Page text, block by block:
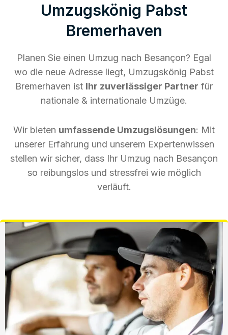
Umzugskönig Pabst
Bremerhaven
Planen Sie einen Umzug nach Besançon? Egal
wo die neue Adresse liegt, Umzugskönig Pabst
Bremerhaven ist Ihr zuverlässiger Partner für
nationale & internationale Umzüge.
Wir bieten umfassende Umzugslösungen: Mit
unserer Erfahrung und unserem Expertenwissen
stellen wir sicher, dass Ihr Umzug nach Besançon
so reibungslos und stressfrei wie möglich
verläuft.